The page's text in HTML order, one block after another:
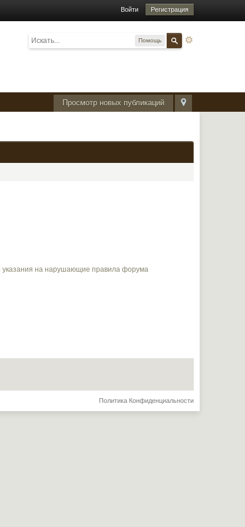
Войти Регистрация
Помощь
Просмотр новых публикаций
указания на нарушающие правила форума
Политика Конфиденциальности